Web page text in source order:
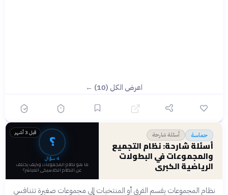
اعرض الكل (10) ←
حماسة أسئلة شارحة
أسئلة شارحة: نظام التجميع
والمجموعات في البطولات
الرياضية الكبرى
قبل 3 أشهر ؟
4 سؤال
ما هو نظام المجموعات وكيف يختلف
عن النظام الكلاسيكي المباشر؟
نظام المجموعات يقسم الفرق أو المنتخبات إلى مجموعات صغيرة تتنافس